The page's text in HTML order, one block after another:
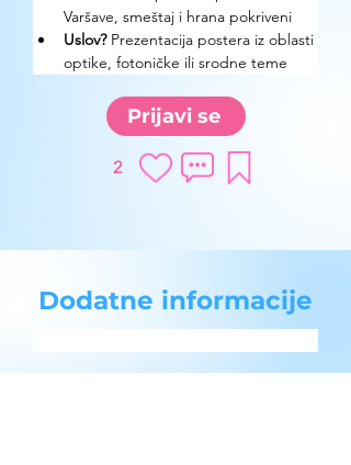
Varšave, smeštaj i hrana pokriveni
Uslov? Prezentacija postera iz oblasti
optike, fotoničke ili srodne teme
Prijavi se
2
Dodatne informacije